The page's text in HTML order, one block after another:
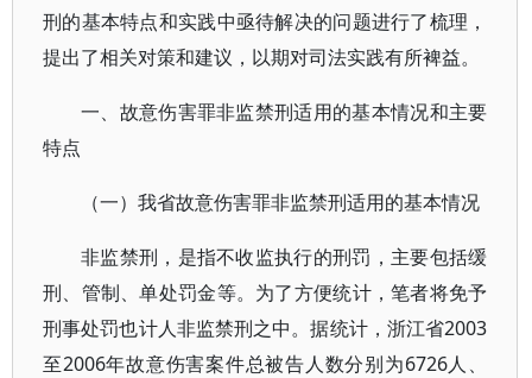
刑的基本特点和实践中亟待解决的问题进行了梳理，
提出了相关对策和建议，以期对司法实践有所裨益。
一、故意伤害罪非监禁刑适用的基本情况和主要
特点
（一）我省故意伤害罪非监禁刑适用的基本情况
非监禁刑，是指不收监执行的刑罚，主要包括缓
刑、管制、单处罚金等。为了方便统计，笔者将免予
刑事处罚也计人非监禁刑之中。据统计，浙江省2003
至2006年故意伤害案件总被告人数分别为6726人、